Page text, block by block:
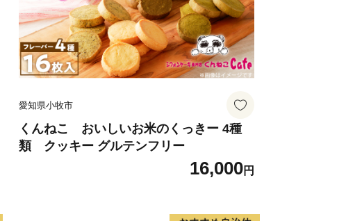
愛知県小牧市
くんねこ おいしいお米のくっきー 4種
類 クッキー グルテンフリー
16,000円